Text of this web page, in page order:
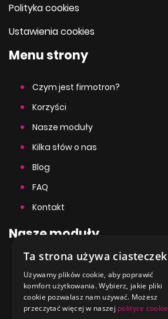
Polityka cookies
Ustawienia cookies
Menu strony
Czym jest firmotron?
Korzyści
Nasze moduły
Kilka słów o nas
Blog
FAQ
Kontakt
Nasze moduły
CRM365
Umowy365
ENGLISH
GERMAN
FRENCH
Ta strona używa ciasteczek
Używamy plików cookie, aby poprawić
komfort użytkowania. Wybierz, jakie pliki
cookie pozwalasz nam używać. Możesz
przeczytać więcej w naszej polityce cookie